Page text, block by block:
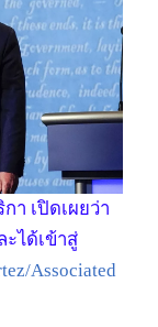
า เปิดเผยว่า
ะได้เข้าสู่
Associated